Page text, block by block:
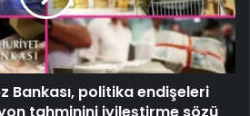
Bankası, politika endişeleri
tahminini iyileştirme sözü